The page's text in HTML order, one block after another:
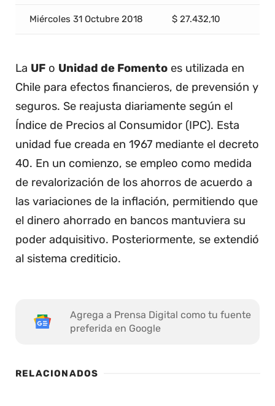
Miércoles 31 Octubre 2018 $ 27.432,10
La UF o Unidad de Fomento es utilizada en
Chile para efectos financieros, de prevensión y
seguros. Se reajusta diariamente según el
Índice de Precios al Consumidor (IPC). Esta
unidad fue creada en 1967 mediante el decreto
40. En un comienzo, se empleo como medida
de revalorización de los ahorros de acuerdo a
las variaciones de la inflación, permitiendo que
el dinero ahorrado en bancos mantuviera su
poder adquisitivo. Posteriormente, se extendió
al sistema crediticio.
Agrega a Prensa Digital como tu fuente
preferida en Google
RELACIONADOS